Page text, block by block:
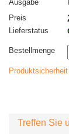
Ausgabe
Preis
Lieferstatus
Bestellmenge
Treffen Sie